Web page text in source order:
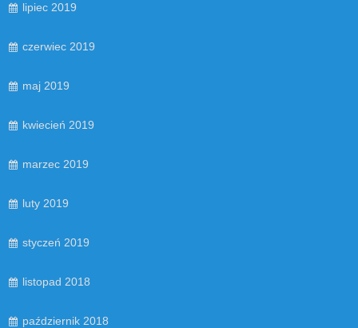
lipiec 2019
czerwiec 2019
maj 2019
kwiecień 2019
marzec 2019
luty 2019
styczeń 2019
listopad 2018
październik 2018